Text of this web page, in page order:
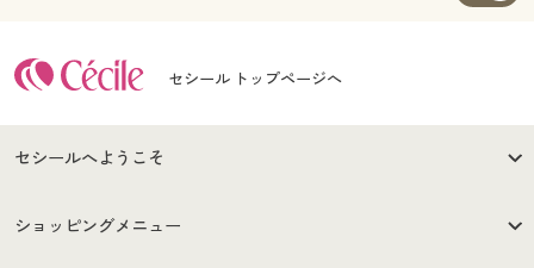
カラー・サイズを選択しカートに入れる
セシール トップページへ
セシールへようこそ
はじめての方へ
ショッピングメニュー